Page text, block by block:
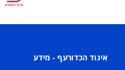
איגוד הכדורעף - מידע